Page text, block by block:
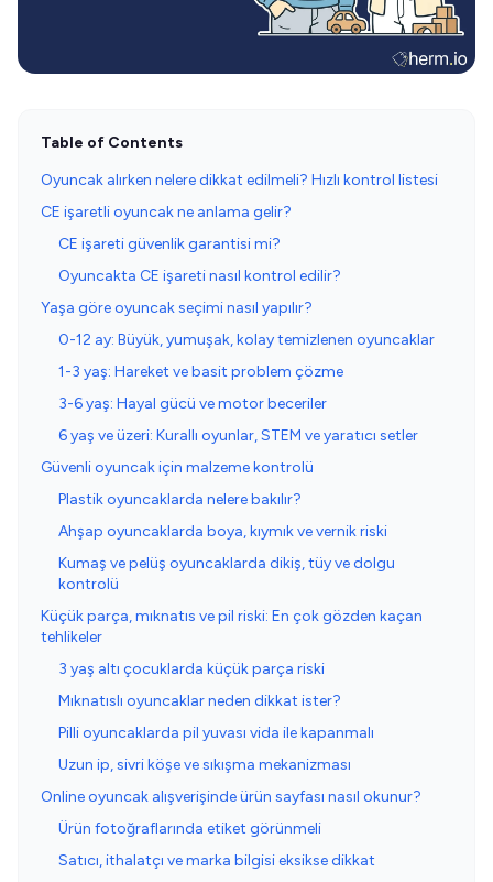
Table of Contents
Oyuncak alırken nelere dikkat edilmeli? Hızlı kontrol listesi
CE işaretli oyuncak ne anlama gelir?
CE işareti güvenlik garantisi mi?
Oyuncakta CE işareti nasıl kontrol edilir?
Yaşa göre oyuncak seçimi nasıl yapılır?
0-12 ay: Büyük, yumuşak, kolay temizlenen oyuncaklar
1-3 yaş: Hareket ve basit problem çözme
3-6 yaş: Hayal gücü ve motor beceriler
6 yaş ve üzeri: Kurallı oyunlar, STEM ve yaratıcı setler
Güvenli oyuncak için malzeme kontrolü
Plastik oyuncaklarda nelere bakılır?
Ahşap oyuncaklarda boya, kıymık ve vernik riski
Kumaş ve pelüş oyuncaklarda dikiş, tüy ve dolgu
kontrolü
Küçük parça, mıknatıs ve pil riski: En çok gözden kaçan
tehlikeler
3 yaş altı çocuklarda küçük parça riski
Mıknatıslı oyuncaklar neden dikkat ister?
Pilli oyuncaklarda pil yuvası vida ile kapanmalı
Uzun ip, sivri köşe ve sıkışma mekanizması
Online oyuncak alışverişinde ürün sayfası nasıl okunur?
Ürün fotoğraflarında etiket görünmeli
Satıcı, ithalatçı ve marka bilgisi eksikse dikkat